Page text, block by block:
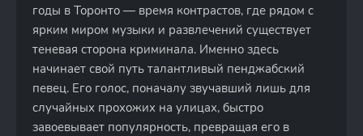
годы в Торонто — время контрастов, где рядом с
ярким миром музыки и развлечений существует
теневая сторона криминала. Именно здесь
начинает свой путь талантливый пенджабский
певец. Его голос, поначалу звучавший лишь для
случайных прохожих на улицах, быстро
завоевывает популярность, превращая его в